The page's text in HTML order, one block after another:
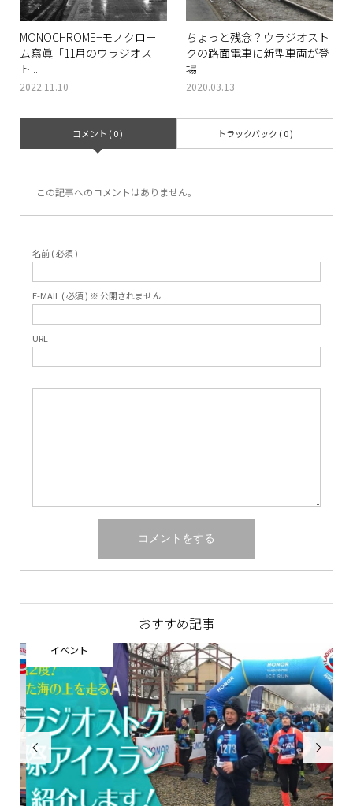
MONOCHROME−モノクロー
ム寫眞「11月のウラジオス
ト...
2022.11.10
ちょっと残念？ウラジオスト
クの路面電車に新型車両が登
場
2020.03.13
コメント ( 0 ) トラックバック ( 0 )
この記事へのコメントはありません。
名前 ( 必須 )
E-MAIL ( 必須 ) ※ 公開されません
URL
おすすめ記事

イベント
